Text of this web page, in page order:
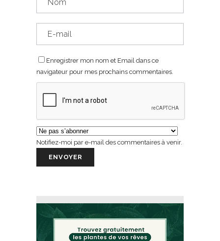
Enregistrer mon nom et Email dans ce
navigateur pour mes prochains commentaires.
Notifiez-moi par e-mail des commentaires à venir.